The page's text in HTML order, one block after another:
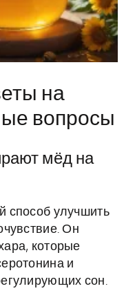
на
вопросы
мёд на
способ улучшить
Он
которые
и
сон.